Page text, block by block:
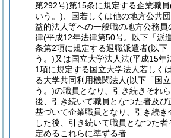
第292号)第15条に規定する企業職員
いう。) 、国若しくは他の地方公共
益的法人等への一般職の地方公務
律(平成12年法律第50号。以下「派
条第2項に規定する退職派遣者(以下
う。)又は国立大学法人法(平成15年
1項に規定する国立大学法人若しく
る大学共同利用機関法人(以下「国
う。)の職員となり、引き続きそれ
後、引き続いて職員となつた者及び
基づいて企業職員となり、引き続き
した後、引き続いて職員となつた
定めるこれらに準ずる者